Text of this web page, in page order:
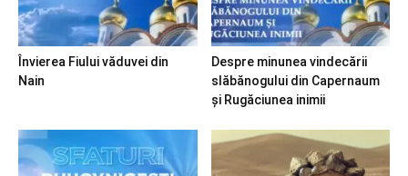
Învierea Fiului văduvei din
Nain
Despre minunea vindecării
slăbănogului din Capernaum
și Rugăciunea inimii